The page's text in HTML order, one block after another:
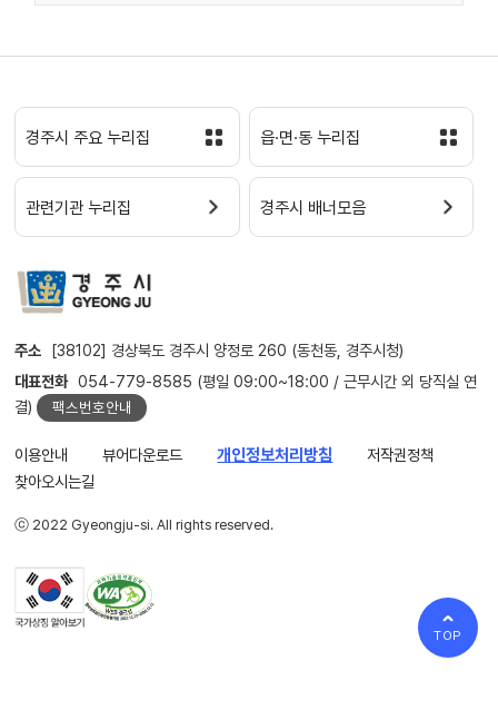
경주시 주요 누리집 읍·면·동 누리집
관련기관 누리집 경주시 배너모음
주소 [38102] 경상북도 경주시 양정로 260 (동천동, 경주시청)
대표전화 054-779-8585 (평일 09:00~18:00 / 근무시간 외 당직실 연
결)
팩스번호안내
이용안내 뷰어다운로드 개인정보처리방침
저작권정책
찾아오시는길
ⓒ 2022 Gyeongju-si. All rights reserved.
TOP